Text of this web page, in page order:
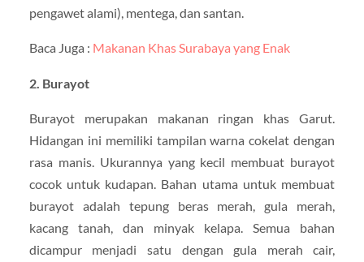
pengawet alami), mentega, dan santan.
Baca Juga : Makanan Khas Surabaya yang Enak
2. Burayot
Burayot merupakan makanan ringan khas Garut.
Hidangan ini memiliki tampilan warna cokelat dengan
rasa manis. Ukurannya yang kecil membuat burayot
cocok untuk kudapan. Bahan utama untuk membuat
burayot adalah tepung beras merah, gula merah,
kacang tanah, dan minyak kelapa. Semua bahan
dicampur menjadi satu dengan gula merah cair,